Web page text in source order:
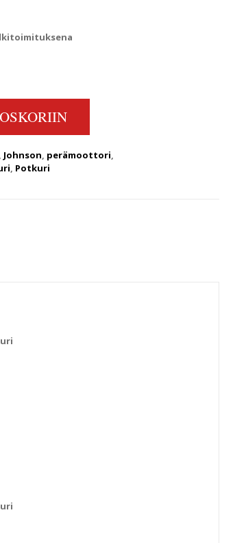
EVINRUDE JOHNSON PERÄMOOTTORIN POTKURI QUANTITY
, Johnson, perämoottori,
, Potkuri